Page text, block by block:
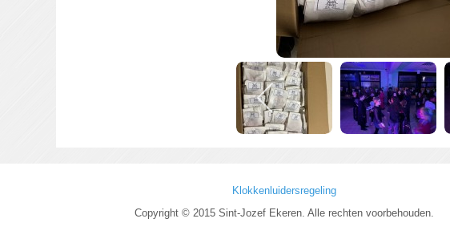
Klokkenluidersregeling
Copyright © 2015 Sint-Jozef Ekeren. Alle rechten voorbehouden.